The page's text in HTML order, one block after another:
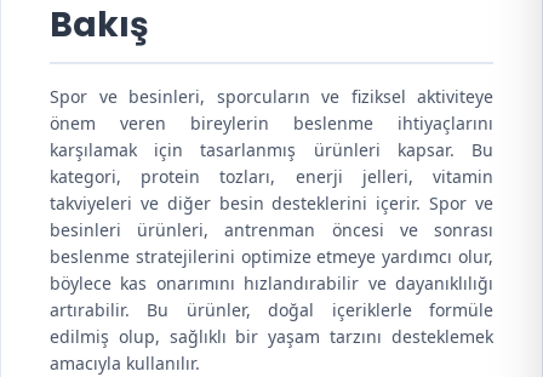
Bakış
Spor ve besinleri, sporcuların ve fiziksel aktiviteye
önem veren bireylerin beslenme ihtiyaçlarını
karşılamak için tasarlanmış ürünleri kapsar. Bu
kategori, protein tozları, enerji jelleri, vitamin
takviyeleri ve diğer besin desteklerini içerir. Spor ve
besinleri ürünleri, antrenman öncesi ve sonrası
beslenme stratejilerini optimize etmeye yardımcı olur,
böylece kas onarımını hızlandırabilir ve dayanıklılığı
artırabilir. Bu ürünler, doğal içeriklerle formüle
edilmiş olup, sağlıklı bir yaşam tarzını desteklemek
amacıyla kullanılır.